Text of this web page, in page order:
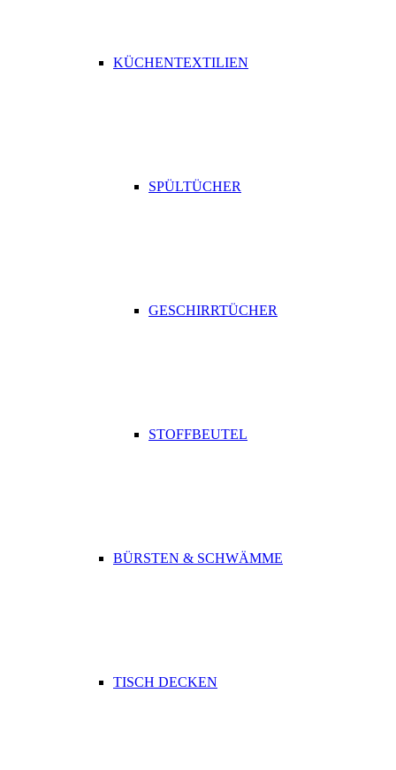
KÜCHENTEXTILIEN
SPÜLTÜCHER
GESCHIRRTÜCHER
STOFFBEUTEL
BÜRSTEN & SCHWÄMME
TISCH DECKEN